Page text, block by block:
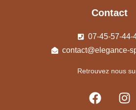
Contact
07-45-57-44-
contact@elegance-
Retrouvez nous